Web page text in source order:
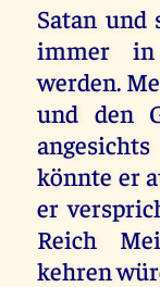
Satan und
immer in
werden.
und den
könnte er
er
Reich
kehren